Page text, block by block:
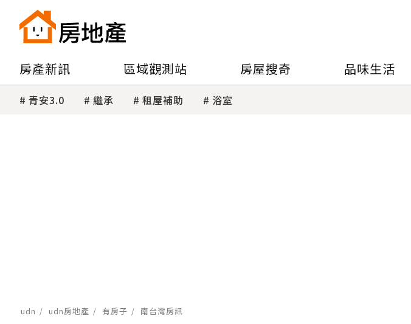
房產新訊 區域觀測站 房屋搜奇 品味生活
青安3.0 繼承 租屋補助 浴室
udn udn房地產 有房子 南台灣房訊